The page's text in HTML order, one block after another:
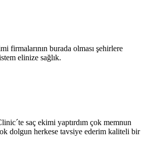
firmalarının burada olması şehirlere
elinize sağlık.
saç ekimi yaptırdım çok memnun
dolgun herkese tavsiye ederim kaliteli bir